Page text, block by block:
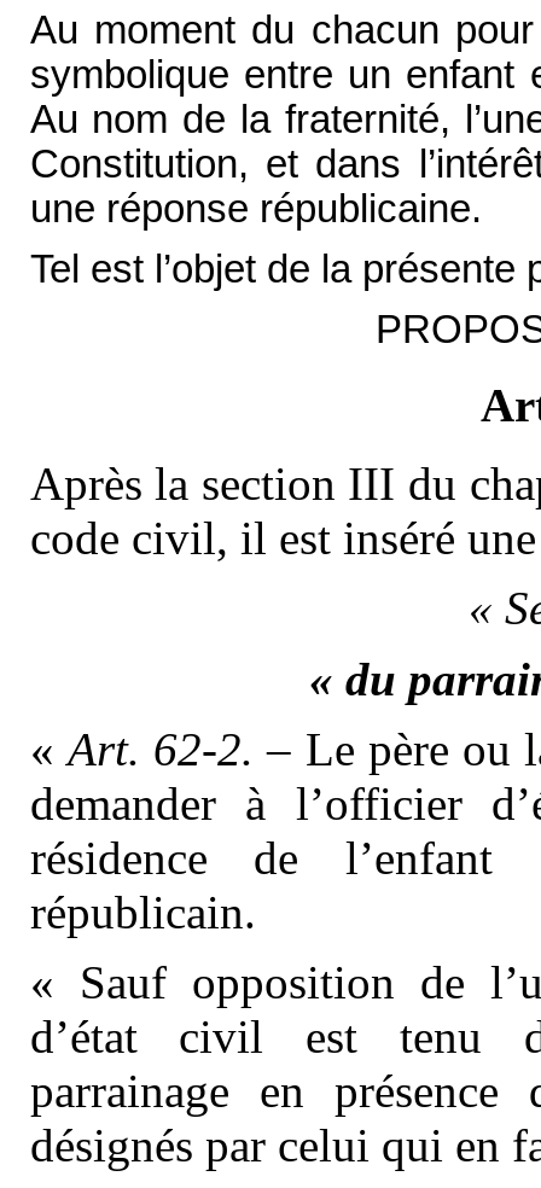
Au moment du chacun pour
symbolique entre un
Au nom de la fraternité,
Constitution, et dans
une réponse républicaine.
Tel est l’objet de la présente
Après la section III du
code civil, il est inséré
«
« du
«Art. 62-2. – Le père ou
demander à l’officier
résidence de l’enfant
républicain.
« Sauf opposition de
d’état civil est tenu
parrainage en
désignés par celui qui en